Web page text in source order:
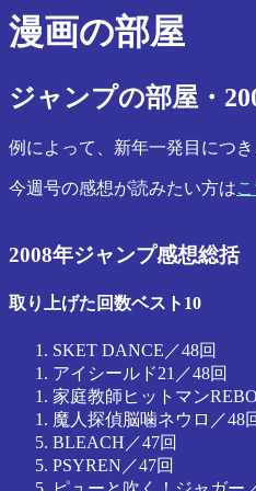
漫画の部屋
ジャンプの部屋・
例によって、新年一発目につ
今週号の感想が読みたい方は
2008年ジャンプ感想総括
取り上げた回数ベスト10
SKET DANCE／48回
アイシールド21／48回
家庭教師ヒットマン
魔人探偵脳噛ネウロ／48
BLEACH／47回
PSYREN／47回